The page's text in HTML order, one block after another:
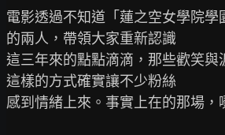
電影透過不知道「蓮之空女學院學
的兩人，帶領大家重新認識
這三年來的點點滴滴，那些歡笑與
這樣的方式確實讓不少粉絲
感到情緒上來。事實上在的那場，